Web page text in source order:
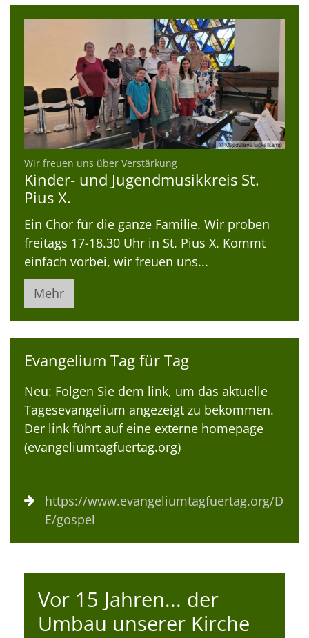
© Magdalena Eickelkamp
Wir freuen uns über Verstärkung:
Kinder- und Jugendmusikkreis St.
Pius X.
Ein Chor für die ganze Familie. Wir proben
freitags 17-18.30 Uhr in St. Pius X. Kommt
einfach vorbei, wir freuen uns...
Mehr
Evangelium Tag für Tag
Neu: Folgen Sie dem link, um das aktuelle
Tagesevangelium angezeigt zu bekommen.
Der link führt auf eine externe homepage
(evangeliumtagfuertag.org)
https://www.evangeliumtagfuertag.org/D
E/gospel
Vor 15 Jahren... der
Umbau unserer Kirche